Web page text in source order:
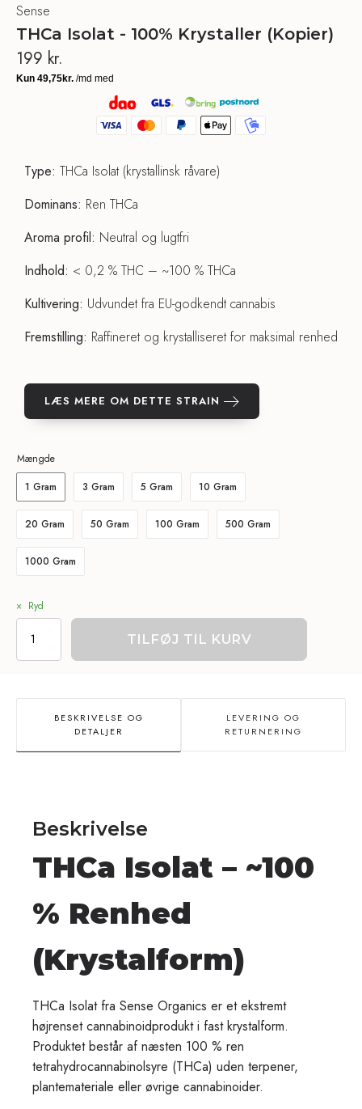
Sense
THCa Isolat - 100% Krystaller (Kopier)
199 kr.
Type: THCa Isolat (krystallinsk råvare)
Dominans: Ren THCa
Aroma profil: Neutral og lugtfri
Indhold: < 0,2 % THC – ~100 % THCa
Kultivering: Udvundet fra EU-godkendt cannabis
Fremstilling: Raffineret og krystalliseret for maksimal renhed
LÆS MERE OM DETTE STRAIN
Mængde
1 Gram
3 Gram 5 Gram 10 Gram
20 Gram 50 Gram 100 Gram 500 Gram
1000 Gram
Ryd
THCa
Isolat
-
TILFØJ TIL KURV
BESKRIVELSE OG
DETALJER
LEVERING OG
RETURNERING
Beskrivelse
THCa Isolat – ~100
% Renhed
(Krystalform)
THCa Isolat fra Sense Organics er et ekstremt
højrenset cannabinoidprodukt i fast krystalform.
Produktet består af næsten 100 % ren
tetrahydrocannabinolsyre (THCa) uden terpener,
plantemateriale eller øvrige cannabinoider.